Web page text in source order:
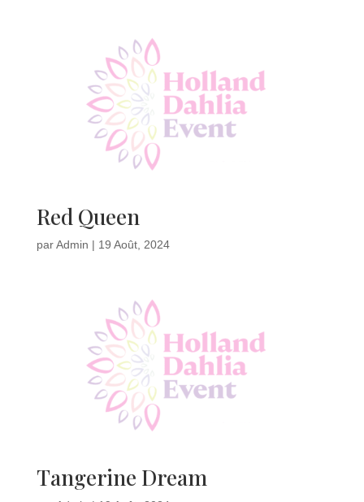
Red Queen
parAdmin | 19 Août, 2024
Tangerine Dream